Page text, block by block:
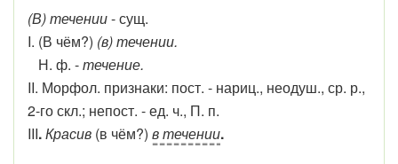
(В) течении- сущ.
I. (В чём?) (в) течении.
Н. ф. -течение.
II. Морфол. признаки: пост. - нариц., неодуш., ср. р.,
2-го скл.; непост. - ед. ч., П. п.
III.Красив (в чём?) в течении.